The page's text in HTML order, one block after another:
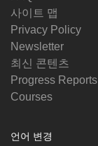
사이트 맵
Privacy Policy
Newsletter
최신 콘텐츠
Progress Reports
Courses
언어 변경